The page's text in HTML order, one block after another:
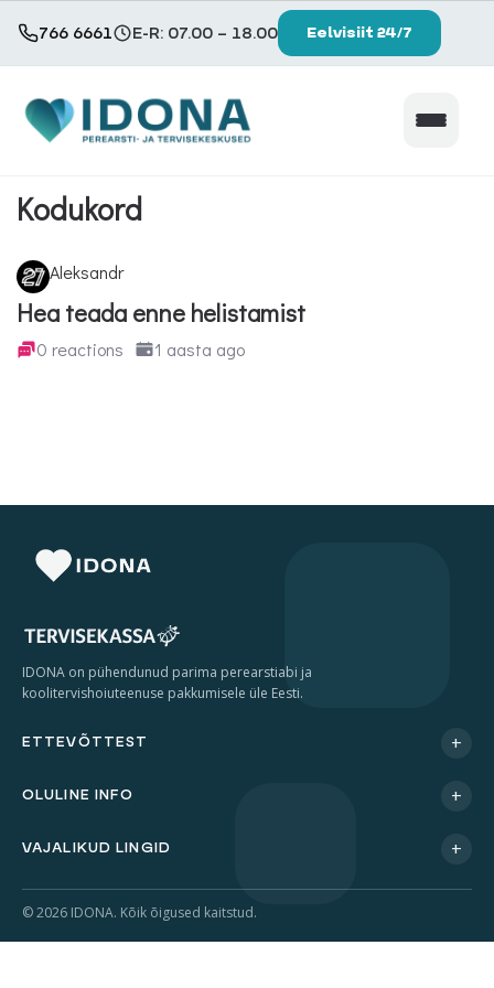
766 6661 E-R: 07.00 – 18.00 Eelvisiit 24/7
×
Teenused ja hinnakiri
Patsiendile
Keskused
Eelvisiit 24/7
E-R: 07.00 – 18.00
Kodukord
Aleksandr
Hea teada enne helistamist
0 reactions 1 aasta ago
IDONA on pühendunud parima perearstiabi ja
koolitervishoiuteenuse pakkumisele üle Eesti.
ETTEVÕTTEST +
OLULINE INFO +
VAJALIKUD LINGID +
© 2026 IDONA. Kõik õigused kaitstud.